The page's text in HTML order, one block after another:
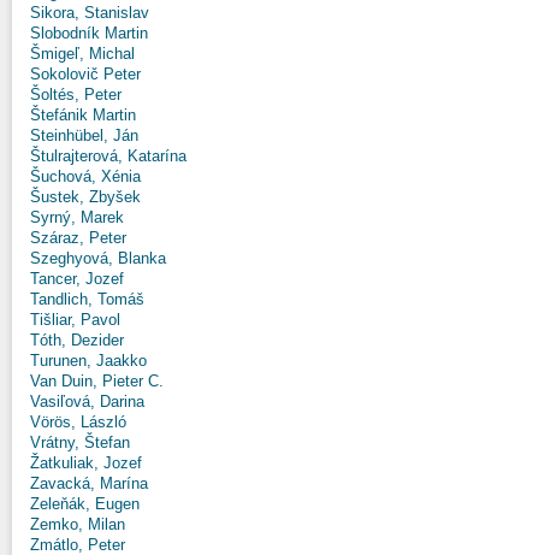
Sikora, Stanislav
Slobodník Martin
Šmigeľ, Michal
Sokolovič Peter
Šoltés, Peter
Štefánik Martin
Steinhübel, Ján
Štulrajterová, Katarína
Šuchová, Xénia
Šustek, Zbyšek
Syrný, Marek
Száraz, Peter
Szeghyová, Blanka
Tancer, Jozef
Tandlich, Tomáš
Tišliar, Pavol
Tóth, Dezider
Turunen, Jaakko
Van Duin, Pieter C.
Vasiľová, Darina
Vörös, László
Vrátny, Štefan
Žatkuliak, Jozef
Zavacká, Marína
Zeleňák, Eugen
Zemko, Milan
Zmátlo, Peter